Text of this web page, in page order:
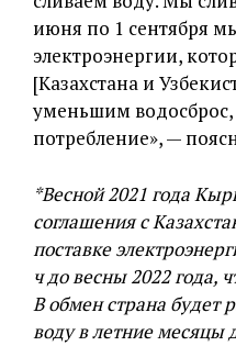
июня по 1 сентября
электроэнергии,
[Казахстана и
уменьшим водосброс,
потребление», —
*Весной 2021 года
соглашения с
поставке
ч до весны 2022 года,
В обмен страна будет
воду в летние месяцы